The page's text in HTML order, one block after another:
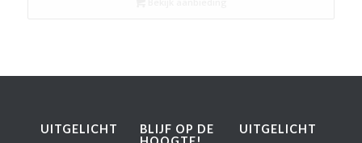
UITGELICHT
BLIJF OP DE
UITGELICHT